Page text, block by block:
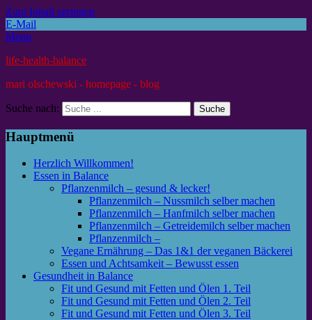
Zum Inhalt springen
E-Mail
Menu
life-health-balance
mari olschewski - homepage - blog
Suche nach:
Hauptmenü
Herzlich Willkommen!
Essen in Balance
Pflanzenmilch – gesund & lecker!
Pflanzenmilch – Nussmilch selber machen
Pflanzenmilch – Hanfmilch selber machen
Pflanzenmilch – Getreidemilch selber machen
Pflanzenmilch –
Vegane Ernährung – Das 1&1 der veganen Bäckerei
Essen und Achtsamkeit – Bewusst essen
Gesundheit in Balance
Fit und Gesund mit Fetten und Ölen 1. Teil
Fit und Gesund mit Fetten und Ölen 2. Teil
Fit und Gesund mit Fetten und Ölen 3. Teil